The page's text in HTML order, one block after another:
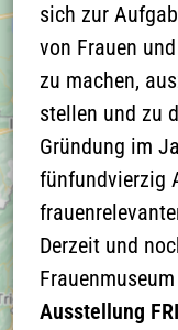
zu
die
der
sich zur
von Frauen
zu machen,
stellen und zu
Gründung im
fünfundvierzig
Derzeit und
Ausstellung